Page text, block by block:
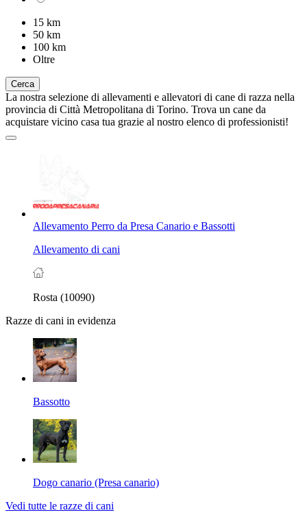
15 km
50 km
100 km
Oltre
Cerca
La nostra selezione di allevamenti e allevatori di cane di razza nella
provincia di Città Metropolitana di Torino. Trova un cane da
acquistare vicino casa tua grazie al nostro elenco di professionisti!
Allevamento Perro da Presa Canario e Bassotti
Allevamento di cani
Rosta (10090)
Razze di cani in evidenza
Bassotto
Dogo canario (Presa canario)
Vedi tutte le razze di cani